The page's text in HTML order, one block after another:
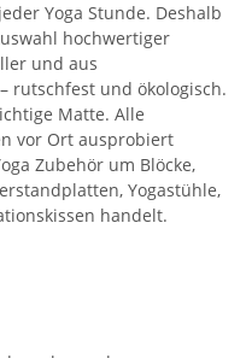
Yoga Stunde. Deshalb
hochwertiger
und aus
rutschfest und ökologisch.
Matte. Alle
vor Ort ausprobiert
Zubehör um Blöcke,
Yogastühle,
handelt.